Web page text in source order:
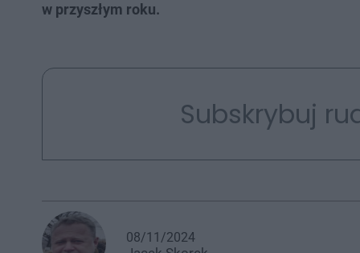
w przyszłym roku.
Subskrybuj
08/11/2024